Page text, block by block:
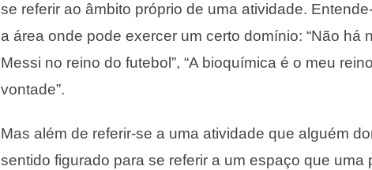
se referir ao âmbito próprio de uma atividade.
a área onde pode exercer um certo domínio: “Não há
Messi no reino do futebol”, “A bioquímica é o meu
vontade”.
Mas além de referir-se a uma atividade que alguém
sentido figurado para se referir a um espaço que uma